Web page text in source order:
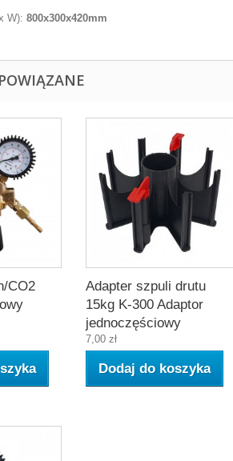
W): 800x300x420mm
CO2
Adapter szpuli drutu
15kg K-300 Adaptor
jednoczęściowy
7,00 zł
Dodaj do koszyka